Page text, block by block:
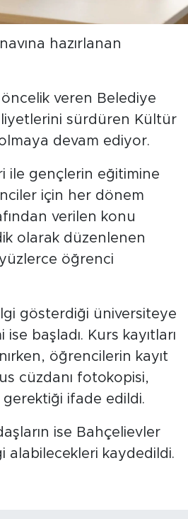
hazırlanan
veren Belediye
sürdüren Kültür
devam ediyor.
ile gençlerin eğitimine
için her dönem
verilen konu
olarak düzenlenen
yüzlerce öğrenci
gösterdiği üniversiteye
başladı. Kurs kayıtları
öğrencilerin kayıt
cüzdanı fotokopisi,
ifade edildi.
ise Bahçelievler
alabilecekleri kaydedildi.